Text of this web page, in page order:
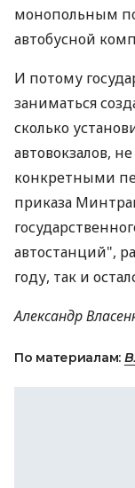
монопольным
автобусной
И потому
заниматься
сколько
автовокзалов,
конкретными
приказа
автостанций",
году, так и
Александр
По материалам: